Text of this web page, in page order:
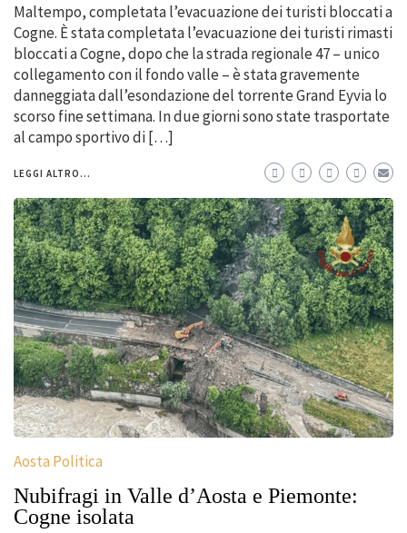
Maltempo, completata l’evacuazione dei turisti bloccati a
Cogne. È stata completata l’evacuazione dei turisti rimasti
bloccati a Cogne, dopo che la strada regionale 47 – unico
collegamento con il fondo valle – è stata gravemente
danneggiata dall’esondazione del torrente Grand Eyvia lo
scorso fine settimana. In due giorni sono state trasportate
al campo sportivo di […]
LEGGI ALTRO...
Aosta Politica
Nubifragi in Valle d’Aosta e Piemonte:
Cogne isolata